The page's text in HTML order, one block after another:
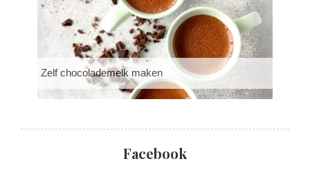
Zelf chocolademelk maken
Facebook